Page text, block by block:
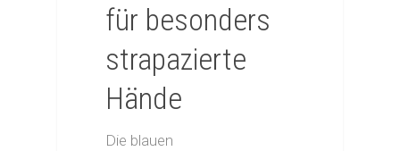
für besonders
strapazierte
Hände
Die blauen